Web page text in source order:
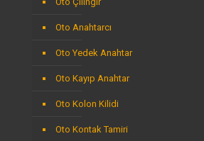
Oto Anahtarcı
Oto Yedek Anahtar
Oto Kayıp Anahtar
Oto Kolon Kilidi
Oto Kontak Tamiri